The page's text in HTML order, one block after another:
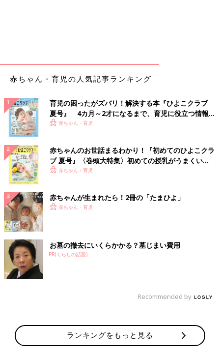
赤ちゃん・育児の人気記事ランキング
育児の困ったがズバリ！解決する本『ひよこクラブ
夏号』 4カ月～2才になるまで、育児に役立つ情報が
いっぱい！
赤ちゃん・育児
赤ちゃんのお世話まるわかり！『初めてのひよこクラ
ブ 夏号』〈巻頭大特集〉初めての授乳がうまくい
く！ おっぱい・ミルクの基本と夏のトラブル 解決テ
赤ちゃん・育児
赤ちゃんが生まれたら！2冊の「たまひよ」
赤ちゃん・育児
お墓の撤去にいくらかかる？墓じまい費用
PR(くらしの話題)
Recommended by
ランキングをもっと見る